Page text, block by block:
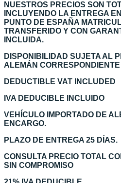
NUESTROS PRECIOS SON
INCLUYENDO LA ENTREGA
PUNTO DE ESPAÑA
TRANSFERIDO Y CON
INCLUIDA.
DISPONIBILIDAD SUJETA AL
ALEMÁN CORRESPONDIENTE
DEDUCTIBLE VAT INCLUDED
IVA DEDUCIBLE INCLUIDO
VEHÍCULO IMPORTADO DE
ENCARGO.
PLAZO DE ENTREGA 25 DÍAS.
CONSULTA PRECIO TOTAL
SIN COMPROMISO